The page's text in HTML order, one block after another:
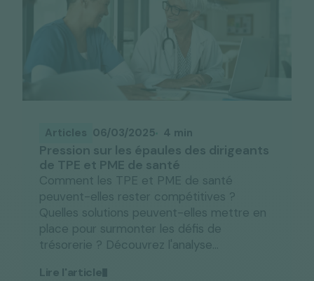
Articles 06/03/2025 4 min
Pression sur les épaules des dirigeants
de TPE et PME de santé
Comment les TPE et PME de santé
peuvent-elles rester compétitives ?
Quelles solutions peuvent-elles mettre en
place pour surmonter les défis de
trésorerie ? Découvrez l'analyse...
Lire l'article